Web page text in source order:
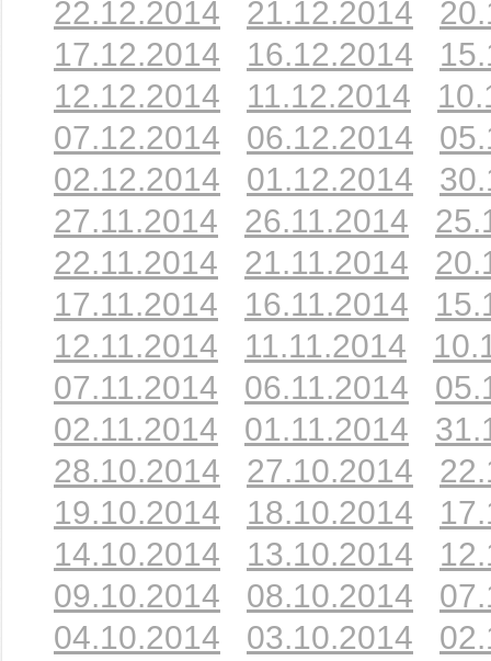
22.12.2014
21.12.2014
17.12.2014
16.12.2014
12.12.2014
11.12.2014
07.12.2014
06.12.2014
02.12.2014
01.12.2014
27.11.2014
26.11.2014
22.11.2014
21.11.2014
17.11.2014
16.11.2014
12.11.2014
11.11.2014
07.11.2014
06.11.2014
02.11.2014
01.11.2014
28.10.2014
27.10.2014
19.10.2014
18.10.2014
14.10.2014
13.10.2014
09.10.2014
08.10.2014
04.10.2014
03.10.2014